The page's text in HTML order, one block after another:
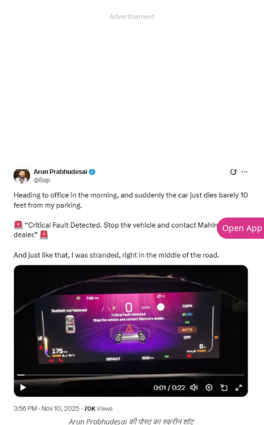
Advertisement
Arun Prabhudesai की पोस्ट का स्क्रीन शॉट
Open App